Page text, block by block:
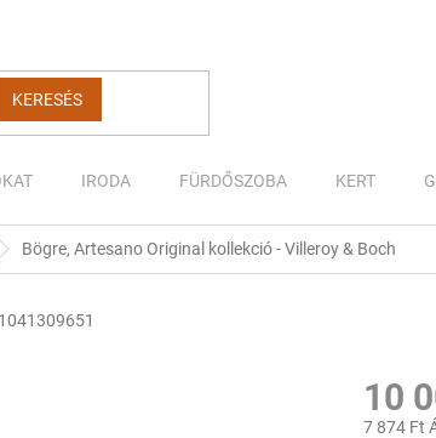
KERESÉS
IRODA FÜRDŐSZOBA KERT
Bögre, Artesano Original kollekció - Villeroy & Boch
1041309651
10
7 874 Ft